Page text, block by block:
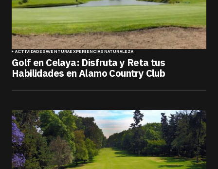
ACTIVIDADESAVENTURAEXPERIENCIASNATURALEZA
Golf en Celaya: Disfruta y Reta tus
Habilidades en Alamo Country Club